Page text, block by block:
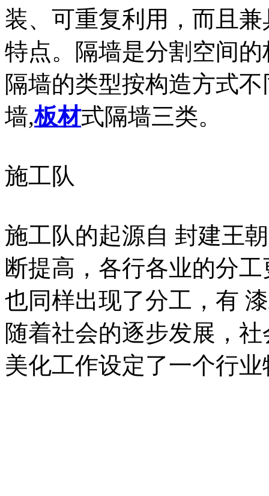
装、可重复利用，而且兼
特点。隔墙是分割空间
隔墙的类型按构造方式
墙,板材式隔墙三类。
施工队
施工队的起源自 封建王
断提高，各行各业的分
也同样出现了分工，有
随着社会的逐步发展，
美化工作设定了一个行